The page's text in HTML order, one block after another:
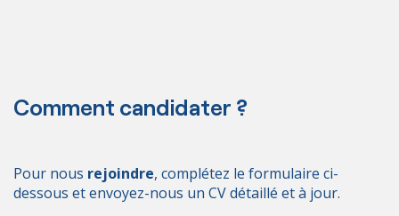
Comment candidater ?
Pour nous rejoindre, complétez le formulaire ci-
dessous et envoyez-nous un CV détaillé et à jour.